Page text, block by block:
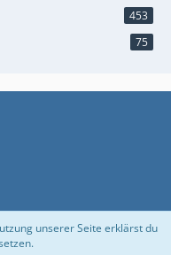
453
75
unserer Seite erklärst du